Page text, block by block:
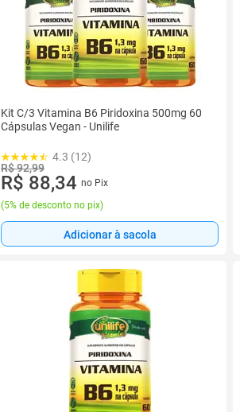
Kit C/3 Vitamina B6 Piridoxina 500mg 60
Cápsulas Vegan - Unilife
4.3 (12)
R$ 92,99
R$ 88,34 no Pix
(5% de desconto no pix)
Adicionar à sacola